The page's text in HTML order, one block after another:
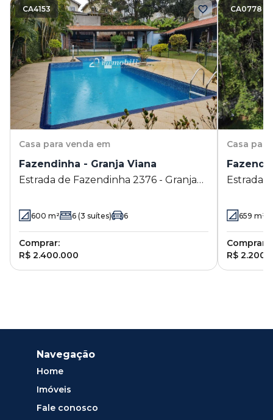
CA4153
Casa para venda em
Fazendinha - Granja Viana
Estrada de Fazendinha 2376 - Granja
600 m² 6 (3 suítes) 6
Comprar:
R$ 2.400.000
CA0778
Casa
Estrada
659 m²
Comprar:
R$
Navegação
Home
Imóveis
Fale conosco